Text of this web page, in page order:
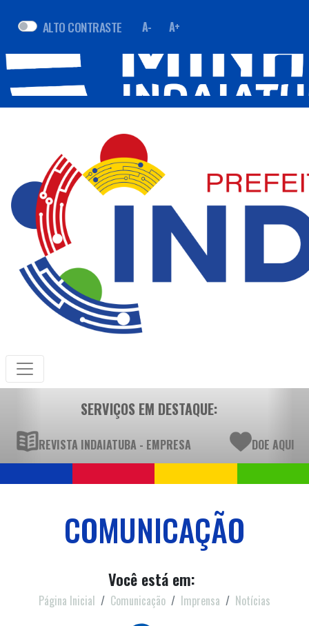
ALTO CONTRASTE A- A+
SERVIÇOS EM DESTAQUE:
REVISTA INDAIATUBA - EMPRESA DOE AQUI
COMUNICAÇÃO
Você está em:
Página Inicial Comunicação Imprensa Notícias